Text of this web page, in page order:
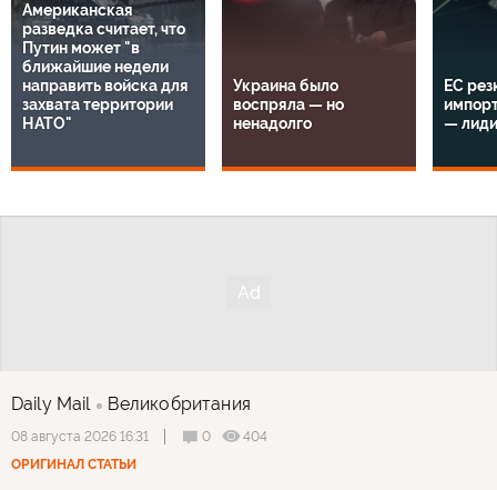
Американская
разведка считает, что
Путин может "в
ближайшие недели
направить войска для
захвата территории
НАТО"
Украина было
воспряла — но
ненадолго
ЕС
—
Daily Mail Великобритания
08 августа 2026 16:31 0
404
ОРИГИНАЛ СТАТЬИ